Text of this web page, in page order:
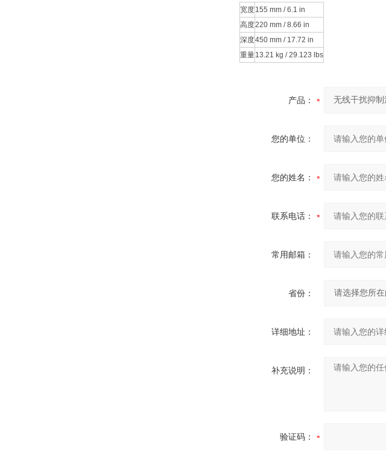
宽度155 mm / 6.1 in
高度220 mm / 8.66 in
深度450 mm / 17.72 in
重量13.21 kg / 29.123 lbs
产品：
您的单位：
您的姓名：
联系电话：
常用邮箱：
省份：
详细地址：
补充说明：
验证码：